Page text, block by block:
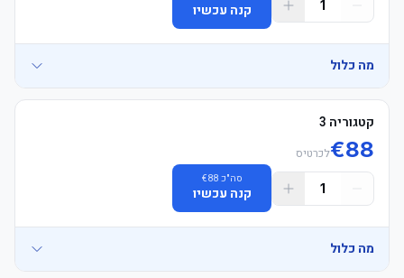
	• Early arrival recommended to avoid queues
1 קנה עכשיו
מה כלול
קטגוריה 3
€88 לכרטיס
1
סה"כ €88
קנה עכשיו
מה כלול